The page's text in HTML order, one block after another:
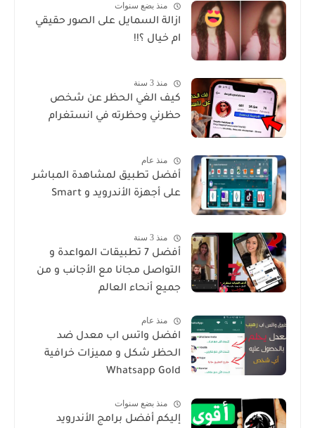
منذ بضع سنوات
ازالة السمايل على الصور حقيقي
ام خيال ؟!!
منذ 3 سنة
كيف الغي الحظر عن شخص
حظرني وحظرته في انستغرام
منذ عام
أفضل تطبيق لمشاهدة المباشر
على أجهزة الأندرويد و Smart
منذ 3 سنة
أفضل 7 تطبيقات المواعدة و
التواصل مجانا مع الأجانب و من
جميع أنحاء العالم
منذ عام
افضل واتس اب معدل ضد
الحظر شكل و مميزات خرافية
Whatsapp Gold
منذ بضع سنوات
إليكم أفضل برامج الأندرويد